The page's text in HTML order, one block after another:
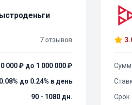
7 отзывов
000 ₽ до 1 000 000 ₽
до 0.24% в день
90 - 1080 дн.
Срок